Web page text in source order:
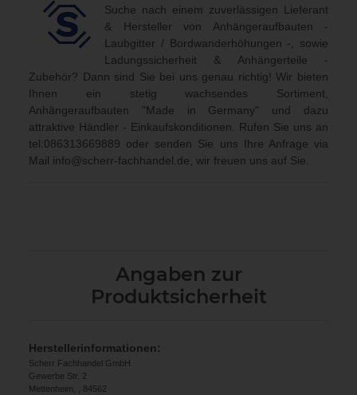
Suche nach einem zuverlässigen Lieferant
& Hersteller von Anhängeraufbauten -
Laubgitter / Bordwanderhöhungen -, sowie
Ladungssicherheit & Anhängerteile -
Zubehör? Dann sind Sie bei uns genau richtig! Wir bieten
Ihnen ein stetig wachsendes Sortiment,
Anhängeraufbauten "Made in Germany" und dazu
attraktive Händler - Einkaufskonditionen. Rufen Sie uns an
tel:086313669889 oder senden Sie uns Ihre Anfrage via
Mail info@scherr-fachhandel.de , wir freuen uns auf Sie.
Angaben zur
Produktsicherheit
Herstellerinformationen:
Scherr Fachhandel GmbH
Gewerbe Str. 2
Mettenheim, , 84562